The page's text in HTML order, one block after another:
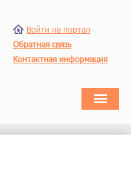
Войти на портал
Обратная связь
Контактная информация